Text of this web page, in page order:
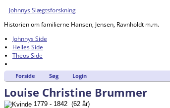
Johnnys Slægtsforskning
Historien om familierne Hansen, Jensen, Ravnholdt m.m.
Johnnys Side
Helles Side
Theos Side
Forside Søg Login
Louise Christine Brummer
1779 - 1842 (62 år)